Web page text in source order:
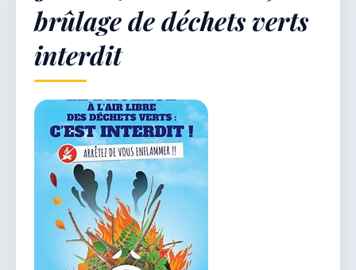
Démarches & Vie pratique
Vie locale & Associations
Découvrir la commune
brûlage de déchets verts
interdit